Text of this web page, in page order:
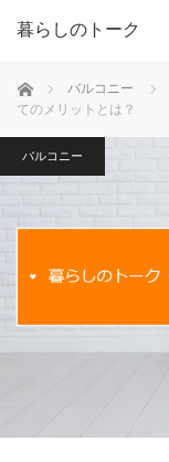
暮らしのトーク
ホーム バルコニー
てのメリットとは？
バルコニー